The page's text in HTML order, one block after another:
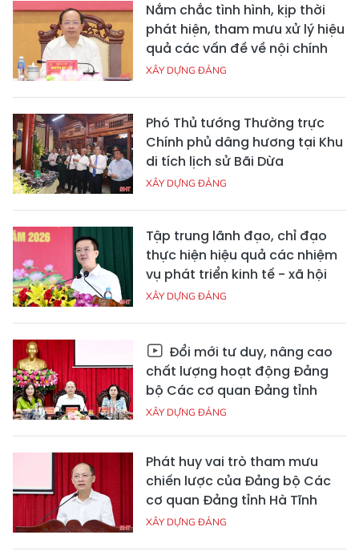
Nắm chắc tình hình, kịp thời
phát hiện, tham mưu xử lý hiệu
quả các vấn đề về nội chính
XÂY DỰNG ĐẢNG
Phó Thủ tướng Thường trực
Chính phủ dâng hương tại Khu
di tích lịch sử Bãi Dừa
XÂY DỰNG ĐẢNG
Tập trung lãnh đạo, chỉ đạo
thực hiện hiệu quả các nhiệm
vụ phát triển kinh tế - xã hội
XÂY DỰNG ĐẢNG
Đổi mới tư duy, nâng cao
chất lượng hoạt động Đảng
bộ Các cơ quan Đảng tỉnh
XÂY DỰNG ĐẢNG
Phát huy vai trò tham mưu
chiến lược của Đảng bộ Các
cơ quan Đảng tỉnh Hà Tĩnh
XÂY DỰNG ĐẢNG